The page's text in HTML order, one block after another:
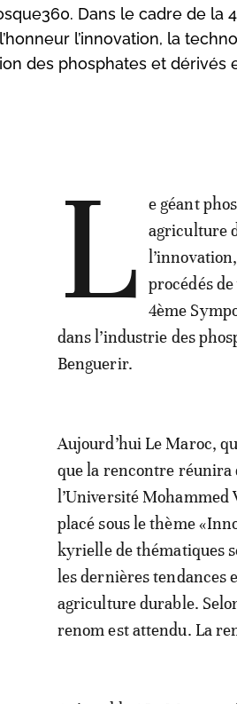
Dans le cadre de la
l’innovation, la
des phosphates et dérivés
L
e géant
agriculture
procédés
4ème
dans l’industrie des
Benguerir.
Aujourd’hui Le Maroc,
que la rencontre réunira
l’Université Mohammed
placé sous le thème
kyrielle de thématiques
les dernières tendances
agriculture durable.
renom est attendu. La